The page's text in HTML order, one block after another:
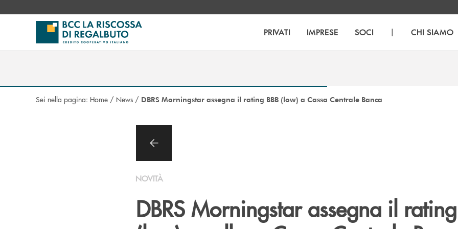
PRIVATI IMPRESE SOCI | CHI SIAMO
Sei nella pagina: Home / News / DBRS Morningstar assegna il rating BBB (low) a Cassa Centrale Banca
NOVITÀ
DBRS Morningstar assegna il rating